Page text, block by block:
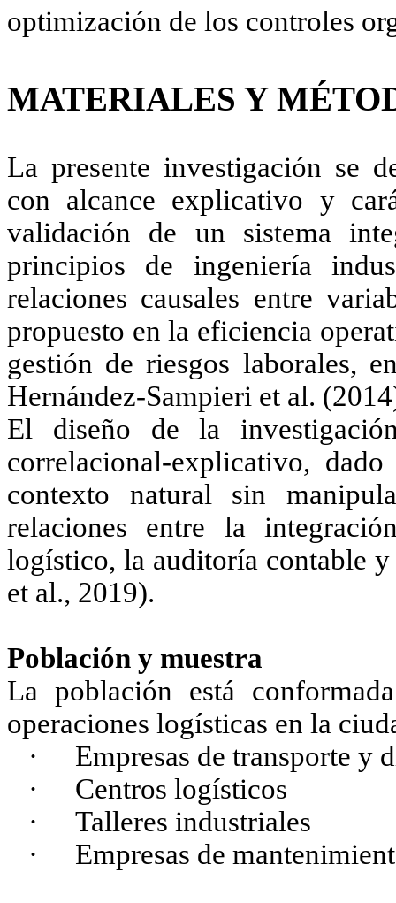
optimización de los controles
MATERIALES Y
La presente investigación se
con alcance explicativo y
validación de un sistema
principios de ingeniería
relaciones causales entre
propuesto en la eficiencia
gestión de riesgos laborales,
Hernández-Sampieri et al.
El diseño de la
correlacional-explicativo,
contexto natural sin
relaciones entre la
logístico, la auditoría contable
et al., 2019).
Población y muestra
La población está
operaciones logísticas en la
·
Empresas de transporte y
·
Centros logísticos
·
Talleres industriales
·
Empresas de